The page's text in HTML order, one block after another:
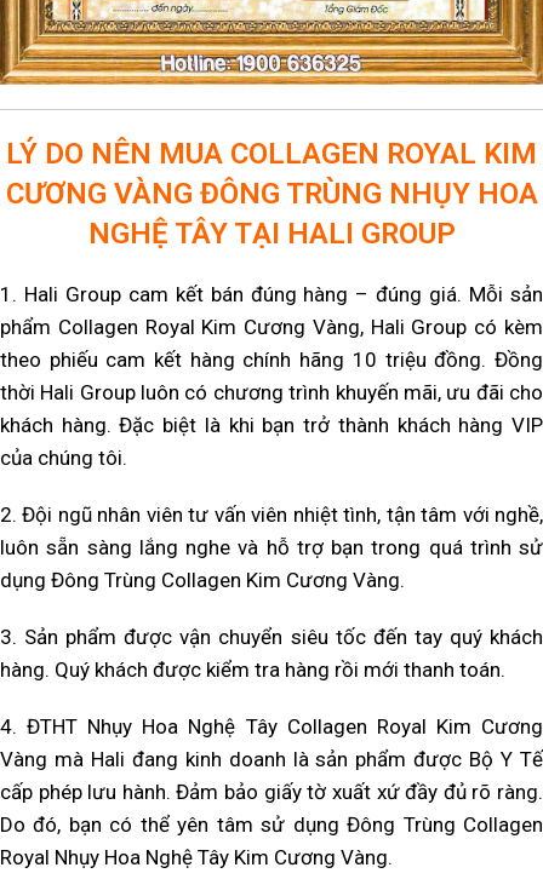
LÝ DO NÊN MUA COLLAGEN ROYAL KIM
CƯƠNG VÀNG ĐÔNG TRÙNG NHỤY HOA
NGHỆ TÂY TẠI HALI GROUP
1. Hali Group cam kết bán đúng hàng – đúng giá. Mỗi sản
phẩm Collagen Royal Kim Cương Vàng, Hali Group có kèm
theo phiếu cam kết hàng chính hãng 10 triệu đồng. Đồng
thời Hali Group luôn có chương trình khuyến mãi, ưu đãi cho
khách hàng. Đặc biệt là khi bạn trở thành khách hàng VIP
của chúng tôi.
2. Đội ngũ nhân viên tư vấn viên nhiệt tình, tận tâm với nghề,
luôn sẵn sàng lắng nghe và hỗ trợ bạn trong quá trình sử
dụng Đông Trùng Collagen Kim Cương Vàng.
3. Sản phẩm được vận chuyển siêu tốc đến tay quý khách
hàng. Quý khách được kiểm tra hàng rồi mới thanh toán.
4. ĐTHT Nhụy Hoa Nghệ Tây Collagen Royal Kim Cương
Vàng mà Hali đang kinh doanh là sản phẩm được Bộ Y Tế
cấp phép lưu hành. Đảm bảo giấy tờ xuất xứ đầy đủ rõ ràng.
Do đó, bạn có thể yên tâm sử dụng Đông Trùng Collagen
Royal Nhụy Hoa Nghệ Tây Kim Cương Vàng.